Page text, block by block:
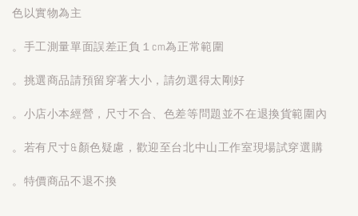
色以實物為主
。手工測量單面誤差正負１cm為正常範圍
。挑選商品請預留穿著大小，請勿選得太剛好
。小店小本經營，尺寸不合、色差等問題並不在退換貨範圍內
。若有尺寸&顏色疑慮，歡迎至台北中山工作室現場試穿選購
。特價商品不退不換